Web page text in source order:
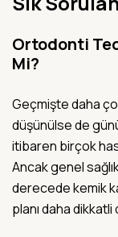
Ortodonti
Mi?
Geçmişte daha
düşünülse de
itibaren birçok
Ancak genel
derecede kemik
planı daha